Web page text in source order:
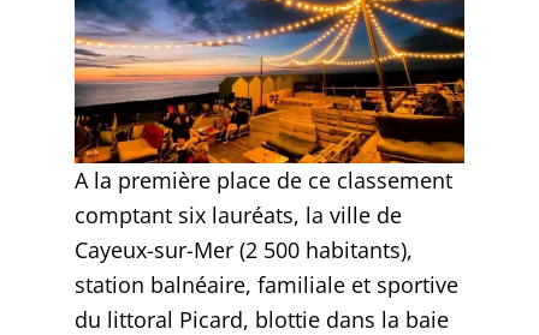
A la première place de ce classement
comptant six lauréats, la ville de
Cayeux-sur-Mer (2 500 habitants),
station balnéaire, familiale et sportive
du littoral Picard, blottie dans la baie